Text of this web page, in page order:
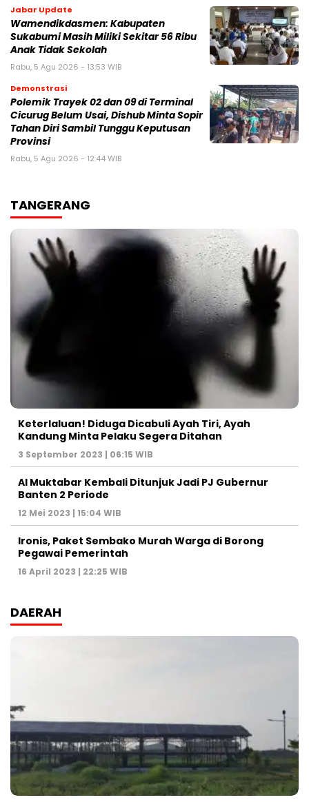
Jabar Update
Wamendikdasmen: Kabupaten
Sukabumi Masih Miliki Sekitar 56 Ribu
Anak Tidak Sekolah
Rabu, 5 Agu 2026 - 13:53 WIB
Demonstrasi
Polemik Trayek 02 dan 09 di Terminal
Cicurug Belum Usai, Dishub Minta Sopir
Tahan Diri Sambil Tunggu Keputusan
Provinsi
Rabu, 5 Agu 2026 - 12:44 WIB
TANGERANG
Keterlaluan! Diduga Dicabuli Ayah Tiri, Ayah
Kandung Minta Pelaku Segera Ditahan
3 September 2023 | 06:15 WIB
Al Muktabar Kembali Ditunjuk Jadi PJ Gubernur
Banten 2 Periode
12 Mei 2023 | 15:04 WIB
Ironis, Paket Sembako Murah Warga di Borong
Pegawai Pemerintah
16 April 2023 | 22:25 WIB
DAERAH